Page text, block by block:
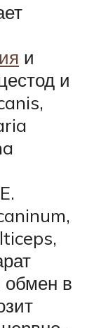
и
и
обмен в